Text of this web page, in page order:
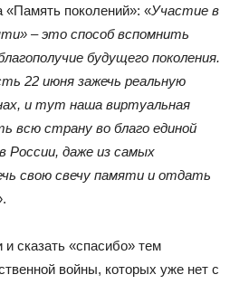
«Память поколений»: «Участие в
– это способ вспомнить
будущего поколения.
22 июня зажечь реальную
и тут наша виртуальная
всю страну во благо единой
России, даже из самых
свою свечу памяти и отдать
сказать «спасибо» тем
войны, которых уже нет с